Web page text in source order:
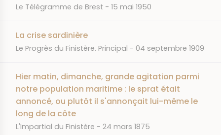
JOURNAL
Le Télégramme de Brest DATE
15 mai 1950
La crise sardinière
JOURNAL
Le Progrès du Finistère. Principal DATE
04 septembre 1909
Hier matin, dimanche, grande agitation parmi
notre population maritime : le sprat était
annoncé, ou plutôt il s'annonçait lui-même le
long de la côte
JOURNAL
L'Impartial du Finistère DATE
24 mars 1875